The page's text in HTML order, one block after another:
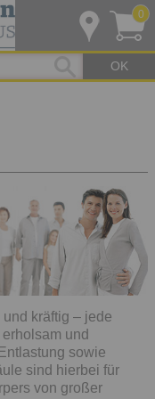
OK
0
kräftig – jede
und
sowie
sind hierbei für
von großer